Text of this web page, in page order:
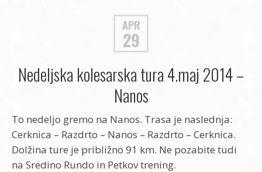
APR
29
Nedeljska kolesarska tura 4.maj 2014 –
Nanos
To nedeljo gremo na Nanos. Trasa je naslednja:
Cerknica – Razdrto – Nanos – Razdrto – Cerknica.
Dolžina ture je približno 91 km. Ne pozabite tudi
na Sredino Rundo in Petkov trening.